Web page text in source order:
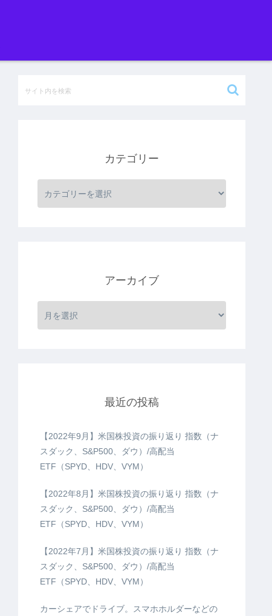
カテゴリー
アーカイブ
最近の投稿
【2022年9月】米国株投資の振り返り 指数（ナ
スダック、S&P500、ダウ）/高配当
ETF（SPYD、HDV、VYM）
【2022年8月】米国株投資の振り返り 指数（ナ
スダック、S&P500、ダウ）/高配当
ETF（SPYD、HDV、VYM）
【2022年7月】米国株投資の振り返り 指数（ナ
スダック、S&P500、ダウ）/高配当
ETF（SPYD、HDV、VYM）
カーシェアでドライブ。スマホホルダーなどの